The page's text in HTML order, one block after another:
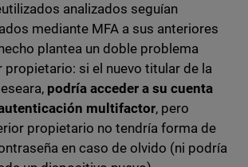
analizados seguían
mediante MFA a sus anteriores
plantea un doble problema
propietario: si el nuevo titular de la
podría acceder a su cuenta
multifactor, pero
propietario no tendría forma de
en caso de olvido (ni podría